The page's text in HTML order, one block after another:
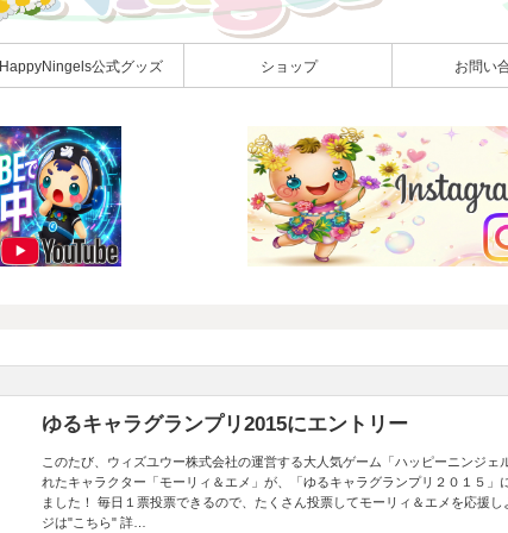
HappyNingels公式グッズ ショップ お問い
ゆるキャラグランプリ2015にエントリー
このたび、ウィズユウー株式会社の運営する大人気ゲーム「ハッピーニンジェ
れたキャラクター「モーリィ＆エメ」が、「ゆるキャラグランプリ２０１５」
ました！ 毎日１票投票できるので、たくさん投票してモーリィ＆エメを応援し
ジは"こちら" 詳…